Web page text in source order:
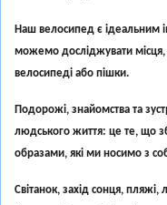
Наш велосипед є ідеальним
можемо досліджувати місця,
велосипеді або пішки.
Подорожі, знайомства та
людського життя: це те, що
образами, які ми носимо з
Світанок, захід сонця, пляжі,